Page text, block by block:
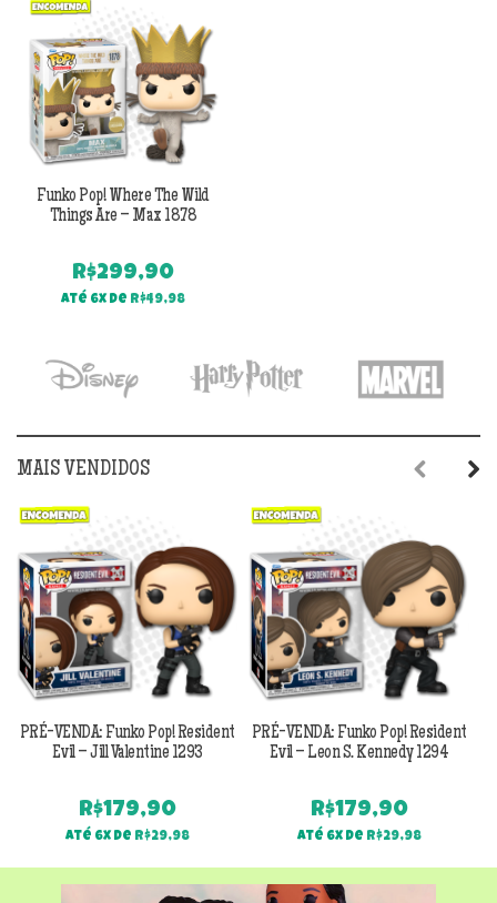
R$349,90.
Funko Pop! Where The Wild
Things Are – Max 1878
R$299,90
Até 6x de R$49,98
MAIS VENDIDOS
PRÉ-VENDA: Funko Pop! Resident
Evil – Jill Valentine 1293
R$179,90
Até 6x de R$29,98
PRÉ-VENDA: Funko Pop! Resident
Evil – Leon S. Kennedy 1294
R$179,90
Até 6x de R$29,98